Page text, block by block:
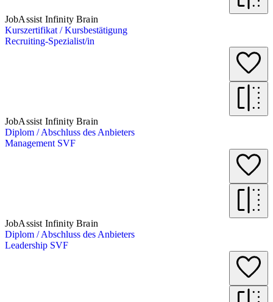
JobAssist Infinity Brain
Kurszertifikat / Kursbestätigung
Recruiting-Spezialist/in
JobAssist Infinity Brain
Diplom / Abschluss des Anbieters
Management SVF
JobAssist Infinity Brain
Diplom / Abschluss des Anbieters
Leadership SVF